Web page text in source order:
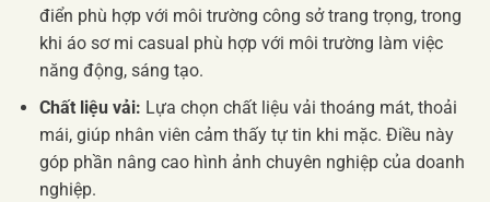
điển phù hợp với môi trường công sở trang trọng, trong
khi áo sơ mi casual phù hợp với môi trường làm việc
năng động, sáng tạo.
Chất liệu vải: Lựa chọn chất liệu vải thoáng mát, thoải
mái, giúp nhân viên cảm thấy tự tin khi mặc. Điều này
góp phần nâng cao hình ảnh chuyên nghiệp của doanh
nghiệp.